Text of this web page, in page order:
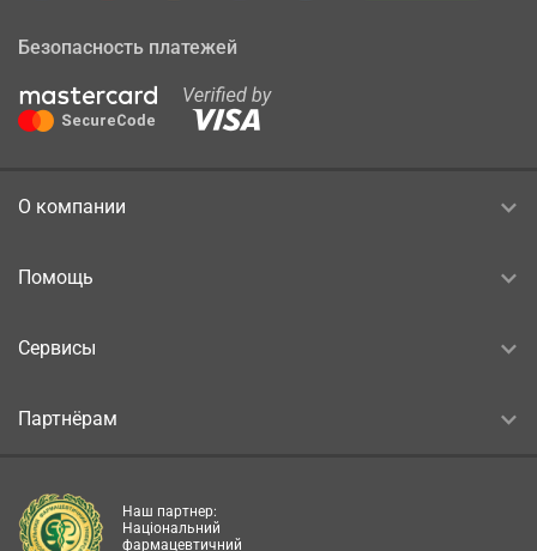
Безопасность платежей
О компании
Помощь
Сервисы
Партнёрам
Наш партнер:
Національний
фармацевтичний